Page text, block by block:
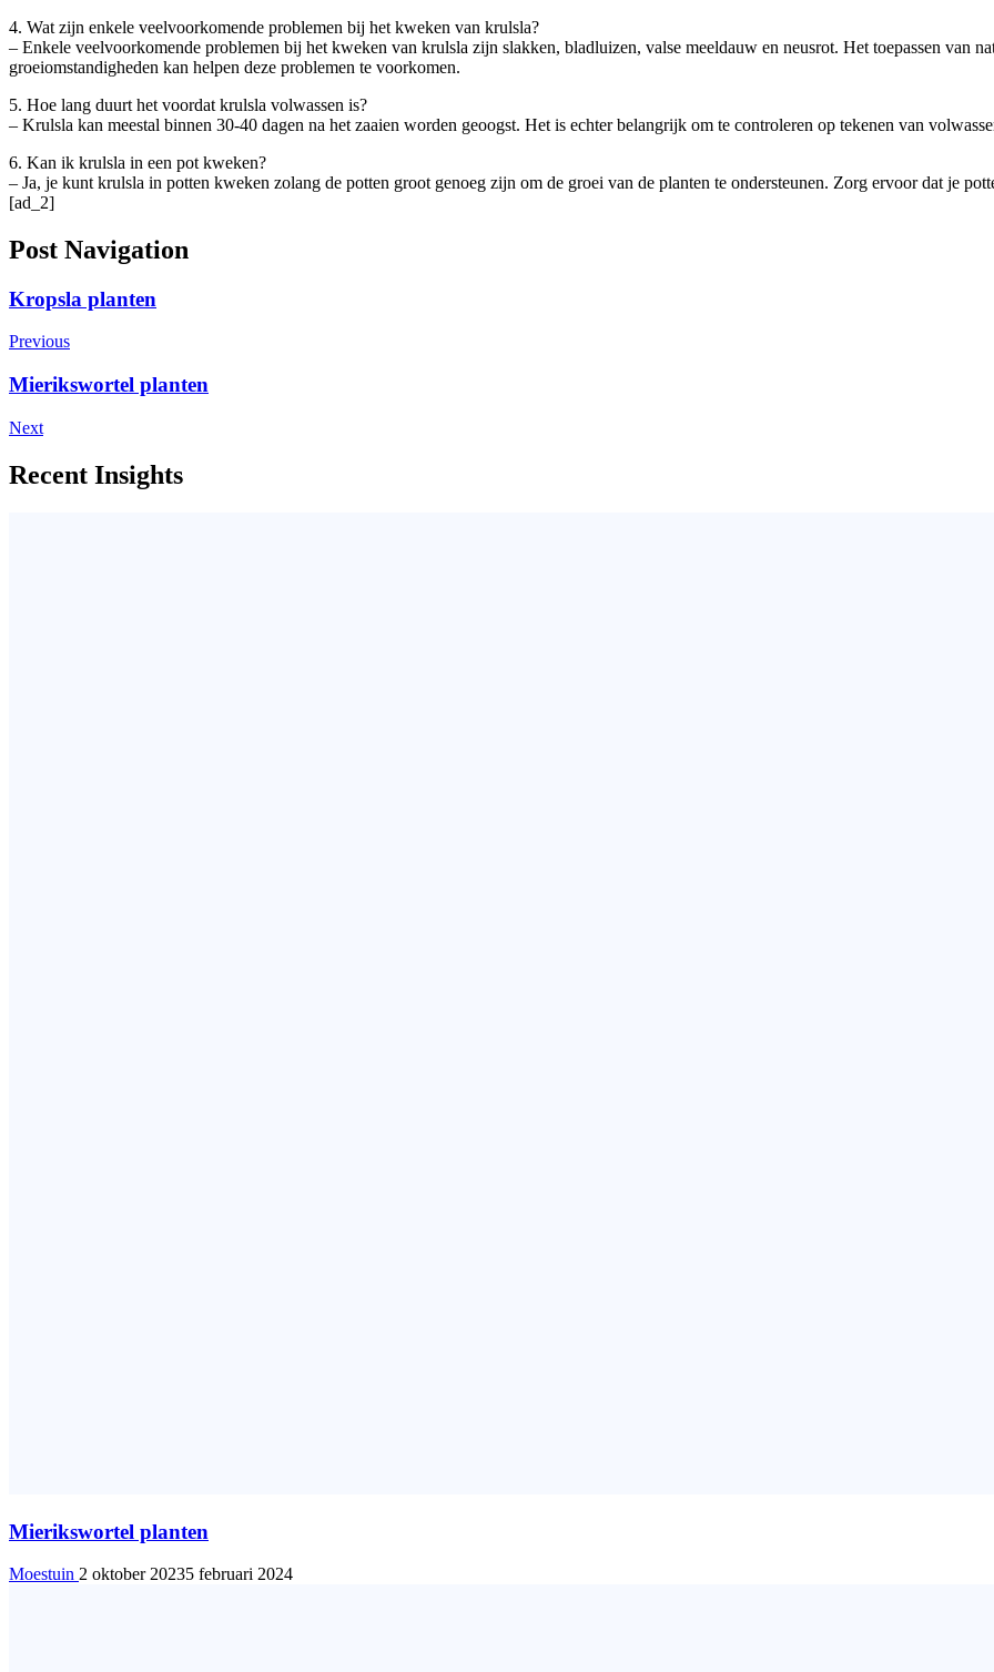
4. Wat zijn enkele veelvoorkomende problemen bij het kweken van krulsla?
– Enkele veelvoorkomende problemen bij het kweken van krulsla zijn slakken, bladluizen, valse meeldauw en neusrot. Het toepassen van
groeiomstandigheden kan helpen deze problemen te voorkomen.
5. Hoe lang duurt het voordat krulsla volwassen is?
– Krulsla kan meestal binnen 30-40 dagen na het zaaien worden geoogst. Het is echter belangrijk om te controleren op tekenen van
6. Kan ik krulsla in een pot kweken?
– Ja, je kunt krulsla in potten kweken zolang de potten groot genoeg zijn om de groei van de planten te ondersteunen. Zorg ervoor dat je
[ad_2]
Post Navigation
Kropsla planten
Previous
Mierikswortel planten
Next
Recent Insights
Mierikswortel planten
Moestuin 2 oktober 20235 februari 2024